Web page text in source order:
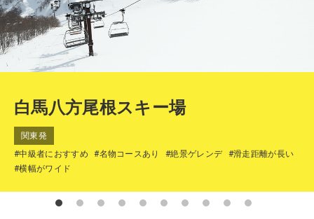
白馬八方尾根スキー場
関東発
#中級者におすすめ
#名物コースあり #絶景ゲレンデ
#滑走距離が長い
#横幅がワイド